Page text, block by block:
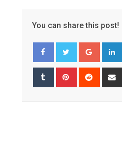
You can share this post!
Google+
Tumblr Pinterest Reddit